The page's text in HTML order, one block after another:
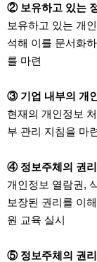
② 보유하고 있는
보유하고 있는 개
석해 이를 문서화
를 마련
③ 기업 내부의 개
현재의 개인정보
부 관리 지침을 마
④ 정보주체의 권
개인정보 열람권,
보장된 권리를 이
원 교육 실시
⑤ 정보주체의 권